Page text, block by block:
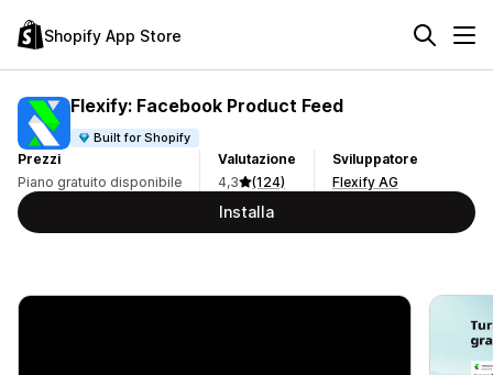
Shopify App Store
Flexify: Facebook Product Feed
Built for Shopify
Prezzi
Piano gratuito disponibile
Valutazione
4,3
(124)
Sviluppatore
Flexify AG
Installa